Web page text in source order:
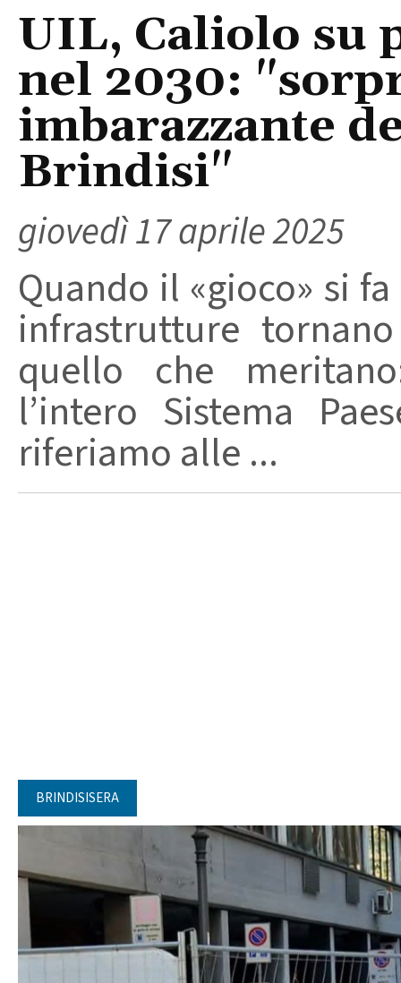
UIL, Caliolo su
nel 2030:
imbarazzante
Brindisi"
giovedì 17 aprile 2025
Quando il «gioco» si
infrastrutture
quello che
l’intero Sistema
riferiamo alle ...
BRINDISISERA